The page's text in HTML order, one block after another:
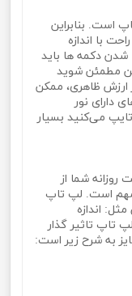
است. بنابراین
با اندازه
شدن دکمه‌ ها باید
مطمئن شوید
ارزش ظاهری، ممکن
دارای نور
می‌کنید بسیار
شما از
مهم است. لپ تاپ
اندازه
تاپ تاثیر گذار
به شرح زیر است: